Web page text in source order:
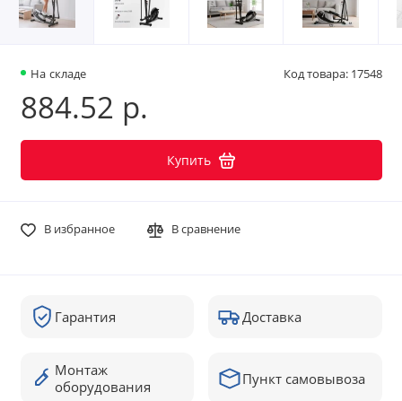
На складе Код товара: 17548
884.52 р.
Купить
В избранное В сравнение
Гарантия Доставка
Монтаж
оборудования
Пункт самовывоза